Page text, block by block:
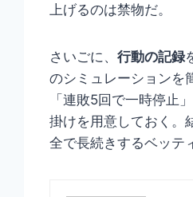
上げるのは禁物だ。
さいごに、 行動の記録
のシミュレーションを
「連敗5回で一時停止
掛けを用意しておく。
全で長続きするベッテ